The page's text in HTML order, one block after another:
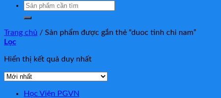
Tìm
Trang chủ / Sản phẩm được gắn thẻ “duoc tinh chi nam”
Lọc
Hiển thị kết quả duy nhất
Học Viện PGVN